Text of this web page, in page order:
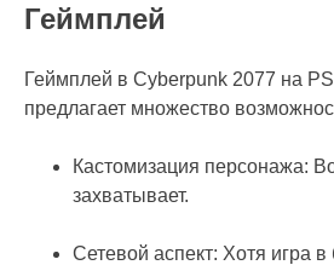
Геймплей
Геймплей в Cyberpunk 2077 на
предлагает множество
Кастомизация персонажа:
захватывает.
Сетевой аспект: Хотя игра